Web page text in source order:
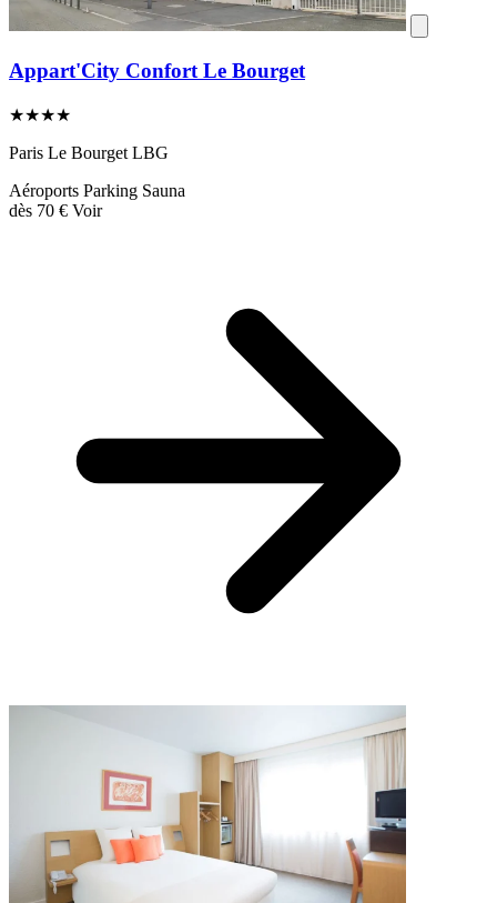
Appart'City Confort Le Bourget
★★★★
Paris Le Bourget LBG
Aéroports Parking Sauna
dès 70 € Voir